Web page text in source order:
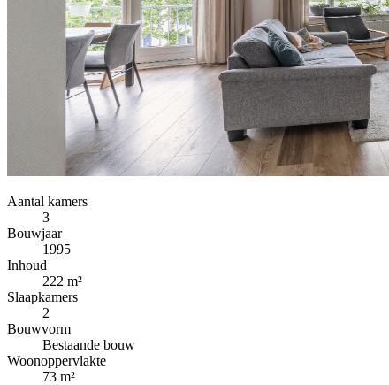
Aantal kamers
3
Bouwjaar
1995
Inhoud
222 m²
Slaapkamers
2
Bouwvorm
Bestaande bouw
Woonoppervlakte
73 m²